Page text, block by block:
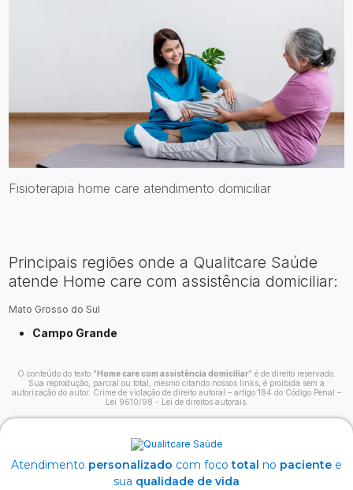
Fisioterapia home care atendimento domiciliar
Principais regiões onde a Qualitcare Saúde
atende Home care com assistência domiciliar:
Mato Grosso do Sul
Campo Grande
O conteúdo do texto " Home care com assistência domiciliar" é de direito reservado.
Sua reprodução, parcial ou total, mesmo citando nossos links, é proibida sem a
autorização do autor. Crime de violação de direito autoral – artigo 184 do Código Penal –
Lei 9610/98 - Lei de direitos autorais.
Atendimento personalizado com focototal no paciente e
sua qualidade de vida